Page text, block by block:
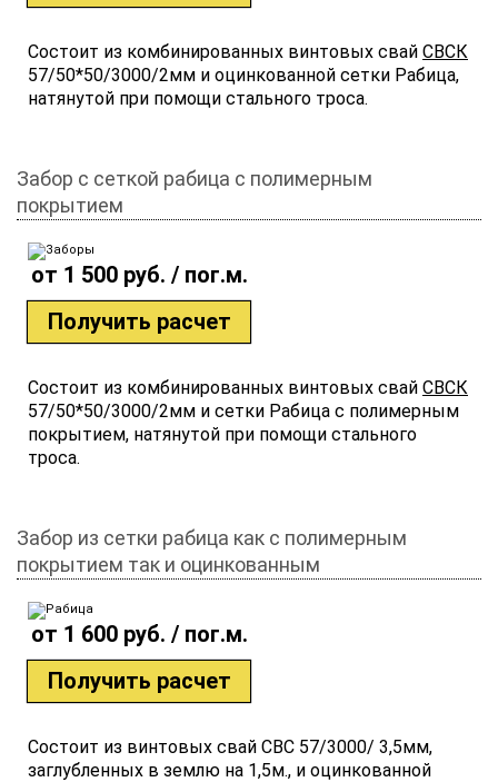
Состоит из комбинированных винтовых свай СВСК
57/50*50/3000/2мм и оцинкованной сетки Рабица,
натянутой при помощи стального троса.
Забор с сеткой рабица с полимерным
покрытием
от 1 500 руб. / пог.м.
Получить расчет
Состоит из комбинированных винтовых свай СВСК
57/50*50/3000/2мм и сетки Рабица с полимерным
покрытием, натянутой при помощи стального
троса.
Забор из сетки рабица как с полимерным
покрытием так и оцинкованным
от 1 600 руб. / пог.м.
Получить расчет
Состоит из винтовых свай СВС 57/3000/ 3,5мм,
заглубленных в землю на 1,5м., и оцинкованной